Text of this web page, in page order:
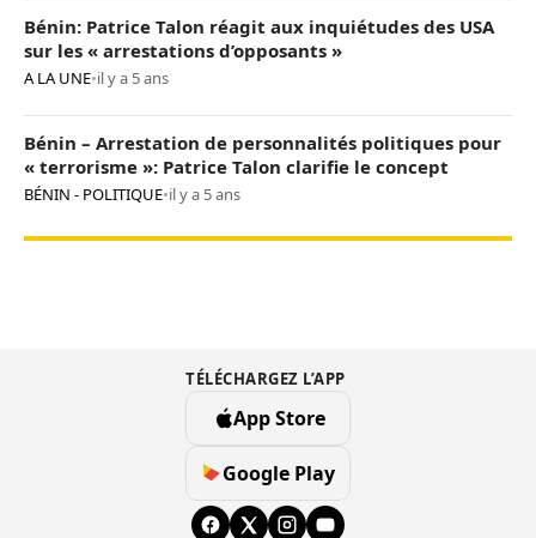
Bénin: Patrice Talon réagit aux inquiétudes des USA
sur les « arrestations d’opposants »
A LA UNE•il y a 5 ans
Bénin – Arrestation de personnalités politiques pour
« terrorisme »: Patrice Talon clarifie le concept
BÉNIN - POLITIQUE•il y a 5 ans
TÉLÉCHARGEZ L’APP
App Store
Google Play